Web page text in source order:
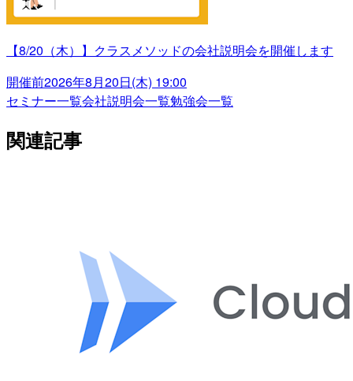
【8/20（木）】クラスメソッドの会社説明会を開催します
開催前2026年8月20日(木) 19:00
セミナー一覧会社説明会一覧勉強会一覧
関連記事